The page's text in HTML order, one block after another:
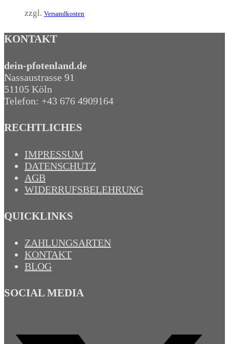
zzgl. Versandkosten
KONTAKT
dein-pfotenland.de
Nassaustrasse 91
51105 Köln
Telefon: +43 676 4909164‬
RECHTLICHES
IMPRESSUM
DATENSCHUTZ
AGB
WIDERRUFSBELEHRUNG
QUICKLINKS
ZAHLUNGSARTEN
KONTAKT
BLOG
SOCIAL MEDIA